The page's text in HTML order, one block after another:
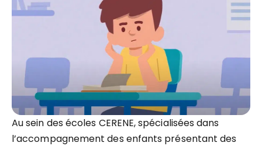
Au sein des écoles CERENE, spécialisées dans
l’accompagnement des enfants présentant des